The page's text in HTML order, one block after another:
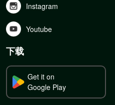
Instagram
Youtube
下载
Get it on
Google Play